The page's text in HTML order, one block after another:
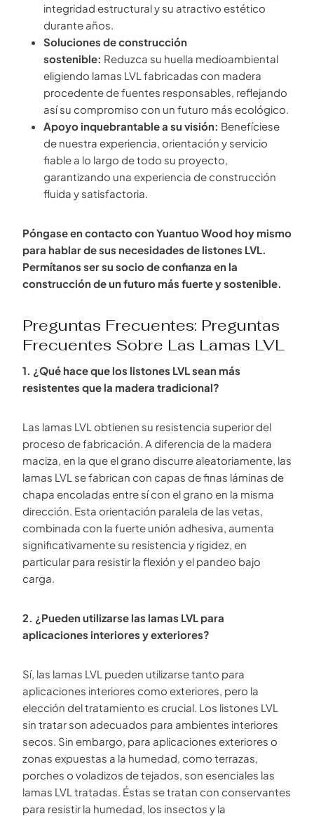
integridad estructural y su atractivo estético
durante años.
Soluciones de construcción
sostenible: Reduzca su huella medioambiental
eligiendo lamas LVL fabricadas con madera
procedente de fuentes responsables, reflejando
así su compromiso con un futuro más ecológico.
Apoyo inquebrantable a su visión: Benefíciese
de nuestra experiencia, orientación y servicio
fiable a lo largo de todo su proyecto,
garantizando una experiencia de construcción
fluida y satisfactoria.
Póngase en contacto con Yuantuo Wood hoy mismo
para hablar de sus necesidades de listones LVL.
Permítanos ser su socio de confianza en la
construcción de un futuro más fuerte y sostenible.
Preguntas Frecuentes: Preguntas
Frecuentes Sobre Las Lamas LVL
1. ¿Qué hace que los listones LVL sean más
resistentes que la madera tradicional?
Las lamas LVL obtienen su resistencia superior del
proceso de fabricación. A diferencia de la madera
maciza, en la que el grano discurre aleatoriamente, las
lamas LVL se fabrican con capas de finas láminas de
chapa encoladas entre sí con el grano en la misma
dirección. Esta orientación paralela de las vetas,
combinada con la fuerte unión adhesiva, aumenta
significativamente su resistencia y rigidez, en
particular para resistir la flexión y el pandeo bajo
carga.
2. ¿Pueden utilizarse las lamas LVL para
aplicaciones interiores y exteriores?
Sí, las lamas LVL pueden utilizarse tanto para
aplicaciones interiores como exteriores, pero la
elección del tratamiento es crucial. Los listones LVL
sin tratar son adecuados para ambientes interiores
secos. Sin embargo, para aplicaciones exteriores o
zonas expuestas a la humedad, como terrazas,
porches o voladizos de tejados, son esenciales las
lamas LVL tratadas. Éstas se tratan con conservantes
para resistir la humedad, los insectos y la